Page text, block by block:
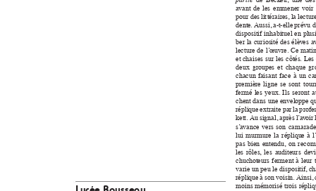
avant de les emmener voir
pour des littéraires, la lect
dente Aussi, a-t-elle prévu
dispositif inhabituel en plusi
ber la curiosité des élèves a
lecture de l’œuvre. Ce mat
et chaises sur les côtés. Les
deux groupes et chaque
chacun faisant face à un
première ligne se sont tour
fermé les yeux. Ils seront
chent dans une enveloppe
réplique extraite par la prof
kett. Au signal, après l’avoir
s’avance vers son camarade
lui murmure la réplique à l
pas bien entendu on recom
les rôles, les auditeurs
chuchoteurs ferment à leur
varie un peu le dispositif, c
réplique à son voisin. Ainsi,
moins mémorisé trois